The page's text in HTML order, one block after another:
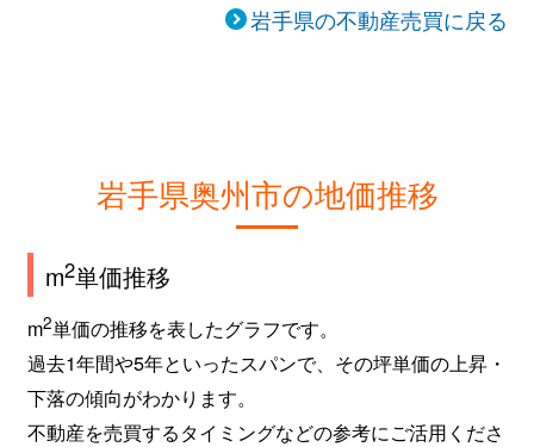
岩手県の不動産売買に戻る
岩手県奥州市の地価推移
m2単価推移
m2単価の推移を表したグラフです。
過去1年間や5年といったスパンで、その坪単価の上昇・
下落の傾向がわかります。
不動産を売買するタイミングなどの参考にご活用くださ